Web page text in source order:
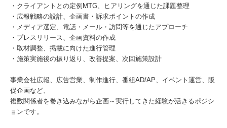
・クライアントとの定例MTG、ヒアリングを通じた課題整理
・広報戦略の設計、企画書・訴求ポイントの作成
・メディア選定、電話・メール・訪問等を通じたアプローチ
・プレスリリース、企画資料の作成
・取材調整、掲載に向けた進行管理
・施策実施後の振り返り、改善提案、次回施策設計
事業会社広報、広告営業、制作進行、番組AD/AP、イベント運営、販
促企画など、
複数関係者を巻き込みながら企画～実行してきた経験が活きるポジシ
ョンです。